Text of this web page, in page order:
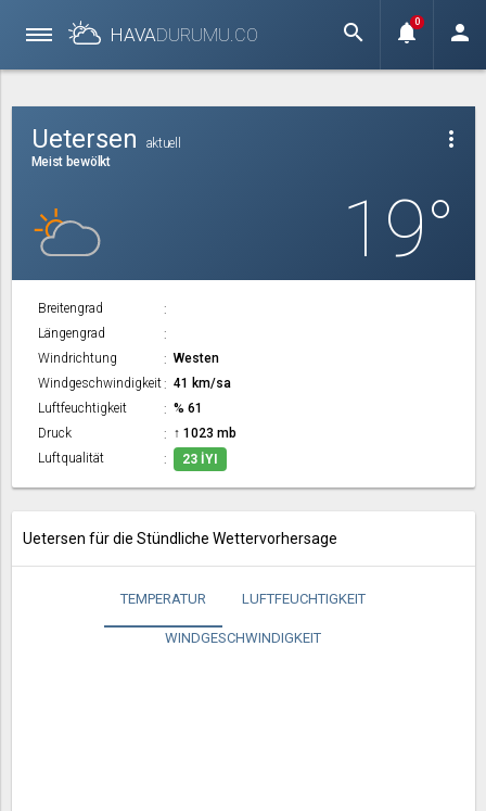
HAVADURUMU.CO search notifications
0 person
more_vert
Uetersen
aktuell
Meist bewölkt
19°
Breitengrad
Längengrad
Windrichtung
Westen
Windgeschwindigkeit
41 km/sa
Luftfeuchtigkeit
% 61
Druck
↑ 1023 mb
Luftqualität
23 İYI
Uetersen für die Stündliche Wettervorhersage
TEMPERATUR LUFTFEUCHTIGKEIT
WINDGESCHWINDIGKEIT